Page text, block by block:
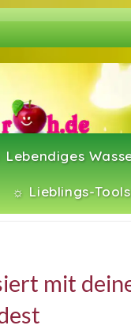
Lebendiges
☼ Lieblings-Tools
mit